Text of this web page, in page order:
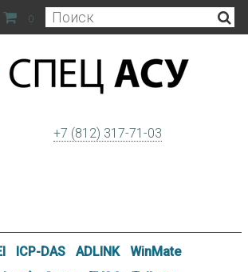
0
+7 (812) 317-71-03
ICP-DAS ADLINK
WinMate